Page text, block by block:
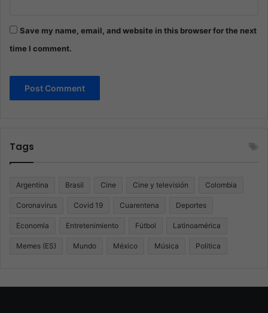
Save my name, email, and website in this browser for the next
time I comment.
Tags
Argentina Brasil Cine Cine y televisión Colombia
Coronavirus Covid 19 Cuarentena Deportes
Economía Entretenimiento Fútbol Latinoamérica
Memes (ES) Mundo México Música Politica